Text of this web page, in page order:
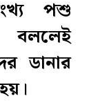
পশু
ডানার